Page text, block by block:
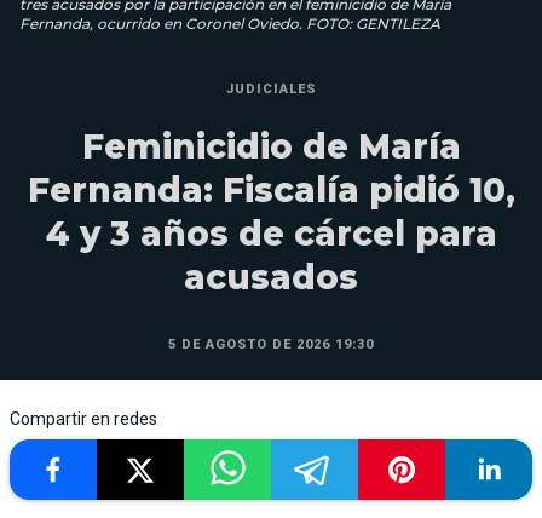
tres acusados por la participación en el feminicidio de María
Fernanda, ocurrido en Coronel Oviedo. FOTO: GENTILEZA
JUDICIALES
Feminicidio de María
Fernanda: Fiscalía pidió 10,
4 y 3 años de cárcel para
acusados
5 DE AGOSTO DE 2026 19:30
Compartir en redes